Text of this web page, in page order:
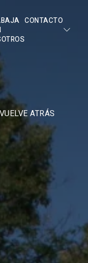
CONTACTO
ATRÁS